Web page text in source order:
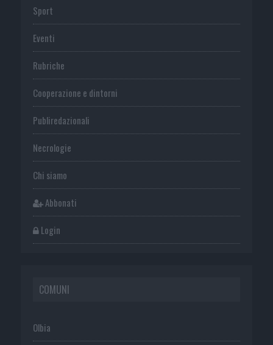
Sport
Eventi
Rubriche
Cooperazione e dintorni
Publiredazionali
Necrologie
Chi siamo
Abbonati
Login
COMUNI
Olbia